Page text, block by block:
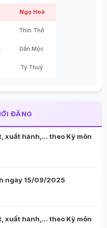
Ngọ Hoả
Thìn Thổ
Dần Mộc
Tý Thuỷ
ĐĂNG
xuất hành,… theo Kỳ môn
ngày 15/09/2025
xuất hành,… theo Kỳ môn